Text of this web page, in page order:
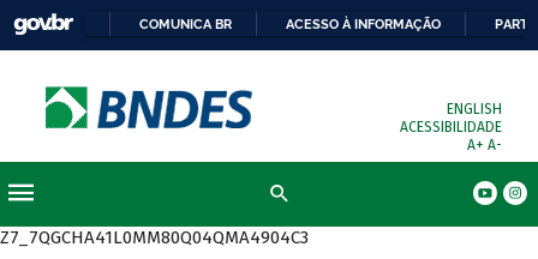
COMUNICA BR ACESSO À INFORMAÇÃO
ENGLISH
ACESSIBILIDADE
A+ A-
Z7_7QGCHA41L0MM80Q04QMA4904C3